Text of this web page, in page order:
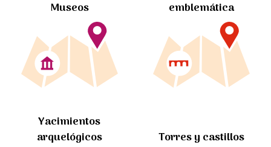
Museos
emblemática
Yacimientos
arquelógicos
Torres y castillos